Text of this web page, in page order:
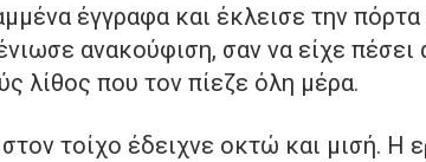
έγγραφα και έκλεισε την πόρτα
ανακούφιση, σαν να είχε
λίθος που τον πίεζε όλη μέρα.
τοίχο έδειχνε οκτώ και μισή. Η